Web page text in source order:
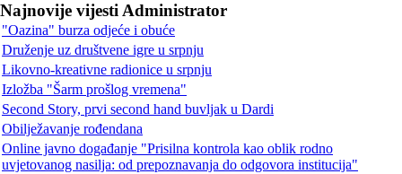
Najnovije vijesti Administrator
"Oazina" burza odjeće i obuće
Druženje uz društvene igre u srpnju
Likovno-kreativne radionice u srpnju
Izložba "Šarm prošlog vremena"
Second Story, prvi second hand buvljak u Dardi
Obilježavanje rođendana
Online javno događanje "Prisilna kontrola kao oblik rodno
uvjetovanog nasilja: od prepoznavanja do odgovora institucija"